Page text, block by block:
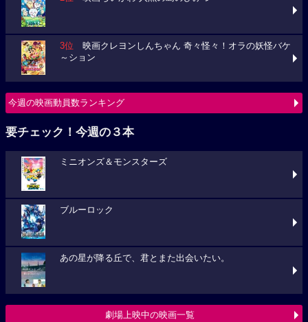
3位 映画クレヨンしんちゃん 奇々怪々！オラの妖怪バケ
～ション
今週の映画動員数ランキング
要チェック！今週の３本
ミニオンズ＆モンスターズ
ブルーロック
あの星が降る丘で、君とまた出会いたい。
劇場上映中の映画一覧